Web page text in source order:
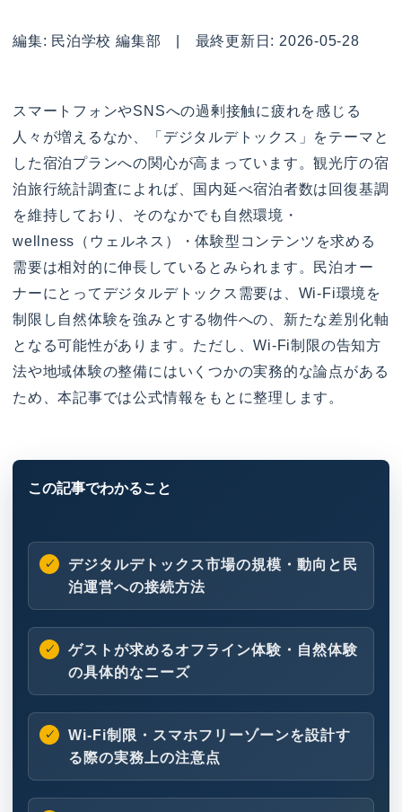
編集: 民泊学校 編集部 | 最終更新日: 2026-05-28
スマートフォンやSNSへの過剰接触に疲れを感じる
人々が増えるなか、「デジタルデトックス」をテーマと
した宿泊プランへの関心が高まっています。観光庁の宿
泊旅行統計調査によれば、国内延べ宿泊者数は回復基調
を維持しており、そのなかでも自然環境・
wellness（ウェルネス）・体験型コンテンツを求める
需要は相対的に伸長しているとみられます。民泊オー
ナーにとってデジタルデトックス需要は、Wi-Fi環境を
制限し自然体験を強みとする物件への、新たな差別化軸
となる可能性があります。ただし、Wi-Fi制限の告知方
法や地域体験の整備にはいくつかの実務的な論点がある
ため、本記事では公式情報をもとに整理します。
デジタルデトックス市場の規模・動向と民
泊運営への接続方法
ゲストが求めるオフライン体験・自然体験
の具体的なニーズ
Wi-Fi制限・スマホフリーゾーンを設計す
る際の実務上の注意点